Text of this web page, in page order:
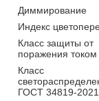
Диммирование
Индекс
Класс защиты от
поражения током
Класс
ГОСТ 34819-2021